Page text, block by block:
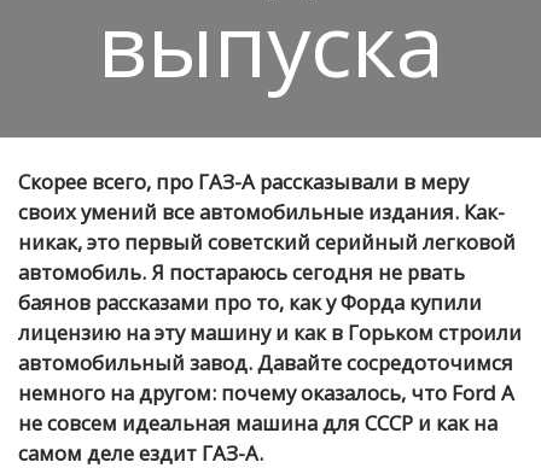
выпуска
Скорее всего, про ГАЗ-А рассказывали в меру
своих умений все автомобильные издания. Как-
никак, это первый советский серийный легковой
автомобиль. Я постараюсь сегодня не рвать
баянов рассказами про то, как у Форда купили
лицензию на эту машину и как в Горьком строили
автомобильный завод. Давайте сосредоточимся
немного на другом: почему оказалось, что Ford А
не совсем идеальная машина для СССР и как на
самом деле ездит ГАЗ-А.